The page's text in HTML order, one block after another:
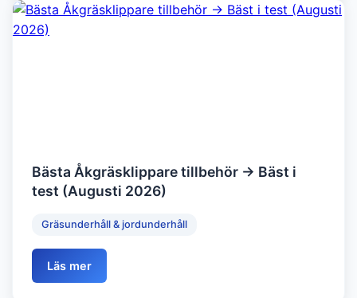
Bästa Åkgräsklippare tillbehör → Bäst i
test (Augusti 2026)
Gräsunderhåll & jordunderhåll
Läs mer